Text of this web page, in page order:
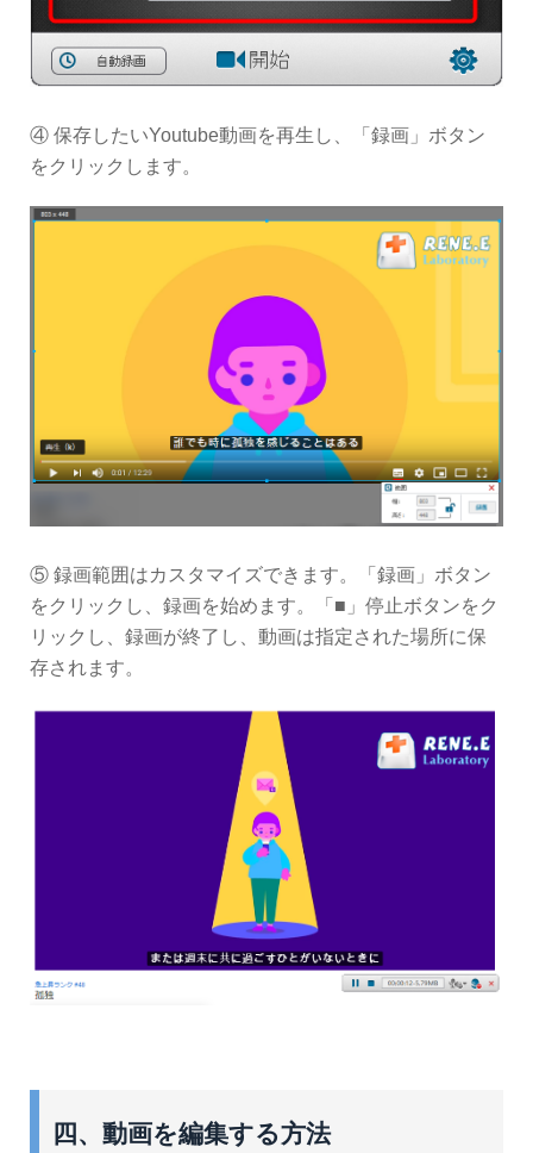
④ 保存したいYoutube動画を再生し、「録画」ボタン
をクリックします。
⑤ 録画範囲はカスタマイズできます。「録画」ボタン
をクリックし、録画を始めます。「■」停止ボタンをク
リックし、録画が終了し、動画は指定された場所に保
存されます。
四、動画を編集する方法